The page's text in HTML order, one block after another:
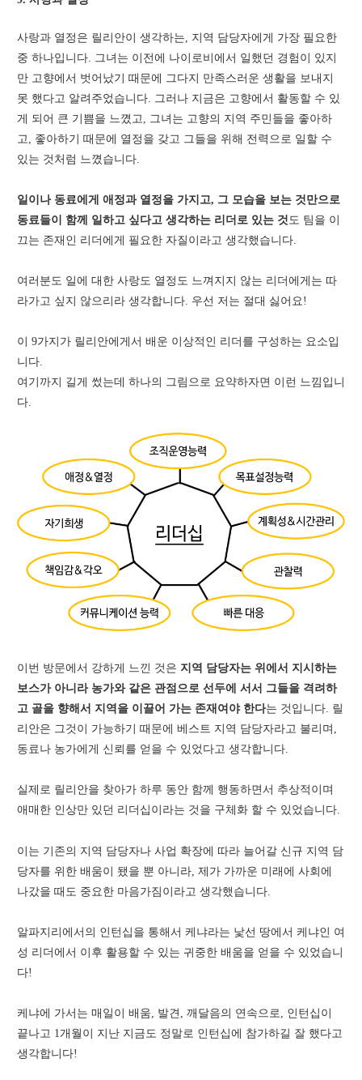
사랑과 열정은 릴리안이 생각하는, 지역 담당자에게 가장 필요한
중 하나입니다. 그녀는 이전에 나이로비에서 일했던 경험이 있지
만 고향에서 벗어났기 때문에 그다지 만족스러운 생활을 보내지
못 했다고 알려주었습니다. 그러나 지금은 고향에서 활동할 수 있
게 되어 큰 기쁨을 느꼈고, 그녀는 고향의 지역 주민들을 좋아하
고, 좋아하기 때문에 열정을 갖고 그들을 위해 전력으로 일할 수
있는 것처럼 느꼈습니다.
일이나 동료에게 애정과 열정을 가지고, 그 모습을 보는 것만으로
동료들이 함께 일하고 싶다고 생각하는 리더로 있는 것 도 팀을 이
끄는 존재인 리더에게 필요한 자질이라고 생각했습니다.
여러분도 일에 대한 사랑도 열정도 느껴지지 않는 리더에게는 따
라가고 싶지 않으리라 생각합니다. 우선 저는 절대 싫어요!
이 9가지가 릴리안에게서 배운 이상적인 리더를 구성하는 요소입
니다.
여기까지 길게 썼는데 하나의 그림으로 요약하자면 이런 느낌입니
다.
이번 방문에서 강하게 느낀 것은 지역 담당자는 위에서 지시하는
보스가 아니라 농가와 같은 관점으로 선두에 서서 그들을 격려하
고 골을 향해서 지역을 이끌어 가는 존재여야 한다는 것입니다. 릴
리안은 그것이 가능하기 때문에 베스트 지역 담당자라고 불리며,
동료나 농가에게 신뢰를 얻을 수 있었다고 생각합니다.
실제로 릴리안을 찾아가 하루 동안 함께 행동하면서 추상적이며
애매한 인상만 있던 리더십이라는 것을 구체화 할 수 있었습니다.
이는 기존의 지역 담당자나 사업 확장에 따라 늘어갈 신규 지역 담
당자를 위한 배움이 됐을 뿐 아니라, 제가 가까운 미래에 사회에
나갔을 때도 중요한 마음가짐이라고 생각했습니다.
알파지리에서의 인턴십을 통해서 케냐라는 낯선 땅에서 케냐인 여
성 리더에서 이후 활용할 수 있는 귀중한 배움을 얻을 수 있었습니
다!
케냐에 가서는 매일이 배움, 발견, 깨달음의 연속으로, 인턴십이
끝나고 1개월이 지난 지금도 정말로 인턴십에 참가하길 잘 했다고
생각합니다!